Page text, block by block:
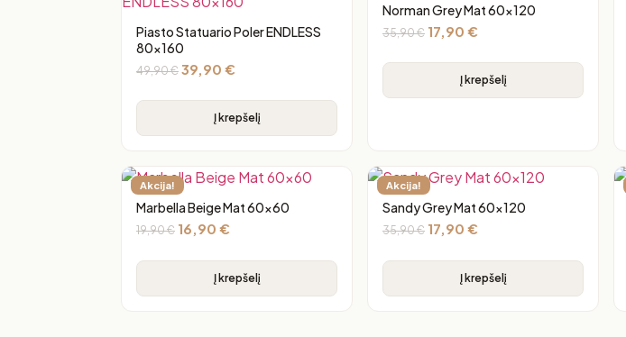
Piasto Statuario Poler ENDLESS
80×160
49,90€ 39,90 €
Į krepšelį
Norman Grey Mat 60×120
35,90€ 17,90 €
Į krepšelį
Akcija!
Marbella Beige Mat 60×60
19,90€ 16,90 €
Į krepšelį
Akcija!
Sandy Grey Mat 60×120
35,90€ 17,90 €
Į krepšelį